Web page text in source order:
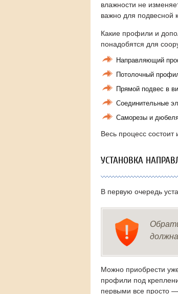
влажности не
важно для подвесной
Какие профили и
понадобятся для
Направляющий
Потолочный
Прямой подвес в
Соединительные
Саморезы и
Весь процесс состоит
УСТАНОВКА
В первую очередь
Можно приобрести
профили под
первыми все просто —